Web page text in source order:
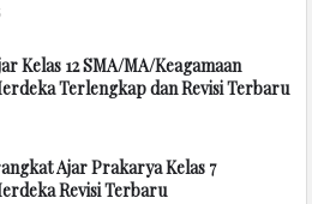
Kelas 12 SMA/MA/Keagamaan
Terlengkap dan Revisi Terbaru
Ajar Prakarya Kelas 7
Revisi Terbaru